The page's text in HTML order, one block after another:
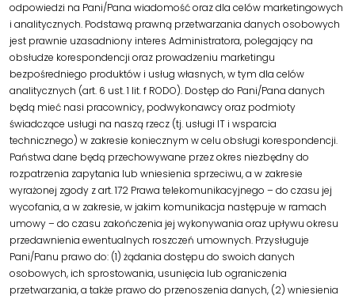
odpowiedzi na Pani/Pana wiadomość oraz dla celów marketingowych
i analitycznych. Podstawą prawną przetwarzania danych osobowych
jest prawnie uzasadniony interes Administratora, polegający na
obsłudze korespondencji oraz prowadzeniu marketingu
bezpośredniego produktów i usług własnych, w tym dla celów
analitycznych (art. 6 ust. 1 lit. f RODO). Dostęp do Pani/Pana danych
będą mieć nasi pracownicy, podwykonawcy oraz podmioty
świadczące usługi na naszą rzecz (tj. usługi IT i wsparcia
technicznego) w zakresie koniecznym w celu obsługi korespondencji.
Państwa dane będą przechowywane przez okres niezbędny do
rozpatrzenia zapytania lub wniesienia sprzeciwu, a w zakresie
wyrażonej zgody z art. 172 Prawa telekomunikacyjnego – do czasu jej
wycofania, a w zakresie, w jakim komunikacja następuje w ramach
umowy – do czasu zakończenia jej wykonywania oraz upływu okresu
przedawnienia ewentualnych roszczeń umownych. Przysługuje
Pani/Panu prawo do: (1) żądania dostępu do swoich danych
osobowych, ich sprostowania, usunięcia lub ograniczenia
przetwarzania, a także prawo do przenoszenia danych, (2) wniesienia